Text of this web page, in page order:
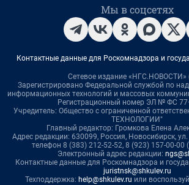
Мы в соцсетях
Контактные данные для Роскомнадзора и
Сетевое издание «НГС.НОВОСТИ»
Зарегистрировано Федеральной службой по
информационных технологий и массовых
Регистрационный номер ЭЛ № ФС
Учредитель: Общество с ограниченной
ТЕХНОЛОГИИ"
Главный редактор: Громкова Елена
Адрес редакции: 630099, Россия, Новосибирск,
телефон 8 (383) 212-52-52, 8 (923) 157-00-00
Электронный адрес редакции:
Контактные данные для Роскомнадзора и
juristnsk@shkulev.ru
Техподдержка: help@shkulev.ru или